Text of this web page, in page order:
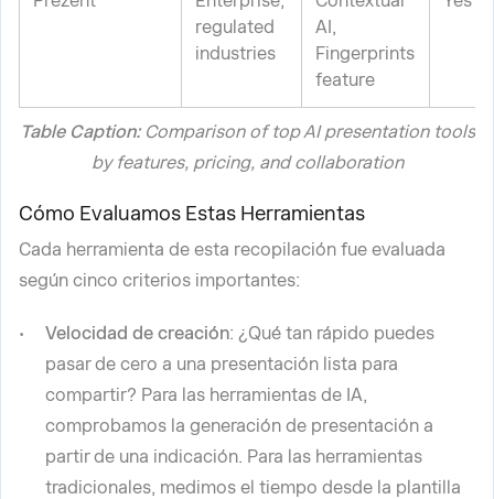
regulated
industries
AI,
Fingerprints
feature
Table Caption:Comparison of top AI presentation tools
by features, pricing, and collaboration
Cómo Evaluamos Estas Herramientas
Cada herramienta de esta recopilación fue evaluada
según cinco criterios importantes:
Velocidad de creación: ¿Qué tan rápido puedes
pasar de cero a una presentación lista para
compartir? Para las herramientas de IA,
comprobamos la generación de presentación a
partir de una indicación. Para las herramientas
tradicionales, medimos el tiempo desde la plantilla